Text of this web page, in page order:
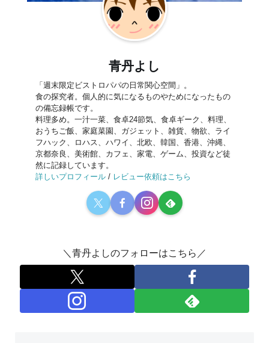
青丹よし
「週末限定ビストロパパの日常関心空間」。
食の探究者。個人的に気になるものやためになったもの
の備忘録帳です。
料理多め。一汁一菜、食卓24節気、食卓ギーク、料理、
おうちご飯、家庭菜園、ガジェット、雑貨、物欲、ライ
フハック、ロハス、ハワイ、北欧、韓国、香港、沖縄、
京都奈良、美術館、カフェ、家電、ゲーム、投資など徒
然に記録しています。
詳しいプロフィール / レビュー依頼はこちら
＼青丹よしのフォローはこちら／